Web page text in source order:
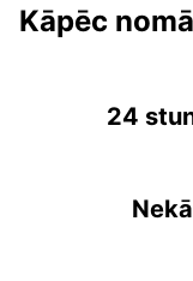
Kāpēc
24